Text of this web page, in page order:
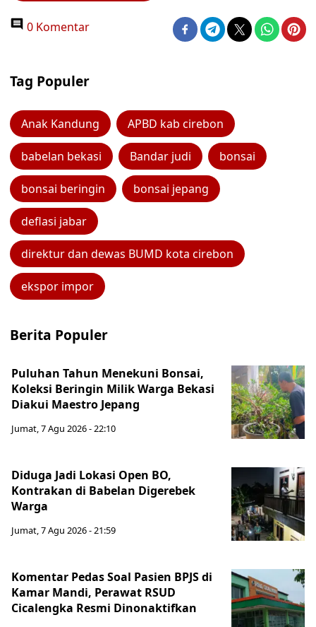
0 Komentar
Tag Populer
Anak Kandung APBD kab cirebon
babelan bekasi Bandar judi bonsai
bonsai beringin bonsai jepang
deflasi jabar
direktur dan dewas BUMD kota cirebon
ekspor impor
Berita Populer
Puluhan Tahun Menekuni Bonsai,
Koleksi Beringin Milik Warga Bekasi
Diakui Maestro Jepang
Jumat, 7 Agu 2026 - 22:10
Diduga Jadi Lokasi Open BO,
Kontrakan di Babelan Digerebek
Warga
Jumat, 7 Agu 2026 - 21:59
Komentar Pedas Soal Pasien BPJS di
Kamar Mandi, Perawat RSUD
Cicalengka Resmi Dinonaktifkan